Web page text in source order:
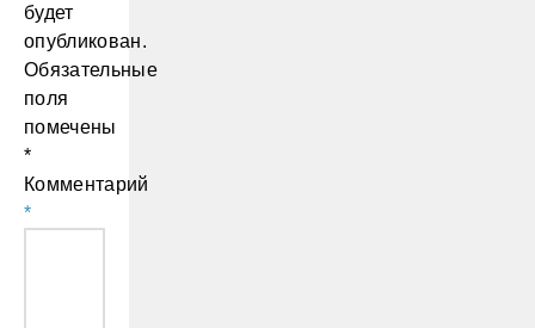
будет
опубликован.
Обязательные
поля
помечены
*
Комментарий
*